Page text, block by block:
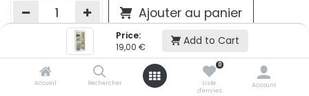
Price:
19,00 € Add to Cart
Accueil Rechercher
0
Liste
d'envies
Account
Ajouter au panier
Ajouter à la liste d'envie
Si vous ne pouvez pas ajouter cet article dans votre panier
victime de son succès et momentanément indisponible.